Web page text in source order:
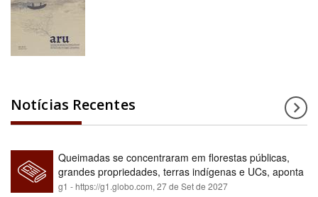
Notícias Recentes
Queimadas se concentraram em florestas públicas,
grandes propriedades, terras indígenas e UCs, aponta
relatório
g1 - https://g1.globo.com, 27 de Set de 2027